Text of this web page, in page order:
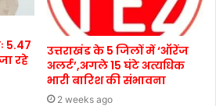
5.47
रहे
उत्तराखंड के 5 जिलों में ‘ऑरेंज
अलर्ट’,अगले 15 घंटे अत्यधिक
भारी बारिश की संभावना
2 weeks ago